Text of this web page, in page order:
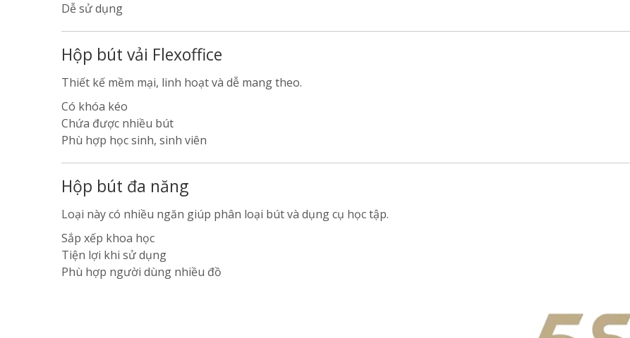
Dễ sử dụng
Hộp bút vải Flexoffice
Thiết kế mềm mại, linh hoạt và dễ mang theo.
Có khóa kéo
Chứa được nhiều bút
Phù hợp học sinh, sinh viên
Hộp bút đa năng
Loại này có nhiều ngăn giúp phân loại bút và dụng cụ học tập.
Sắp xếp khoa học
Tiện lợi khi sử dụng
Phù hợp người dùng nhiều đồ